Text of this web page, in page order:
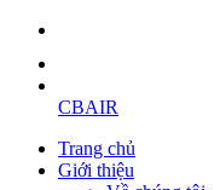
CBAIR
Trang chủ
Giới thiệu